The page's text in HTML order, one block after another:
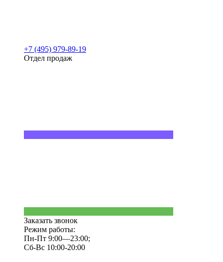
+7 (495) 979-89-19
Отдел продаж
Заказать звонок
Режим работы:
Пн-Пт 9:00—23:00;
Сб-Вс 10:00-20:00